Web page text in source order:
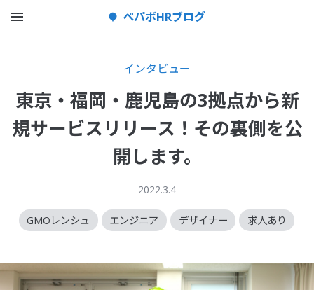
ペパボHRブログ
インタビュー
東京・福岡・鹿児島の3拠点から新
規サービスリリース！その裏側を公
開します。
2022.3.4
GMOレンシュ エンジニア デザイナー 求人あり